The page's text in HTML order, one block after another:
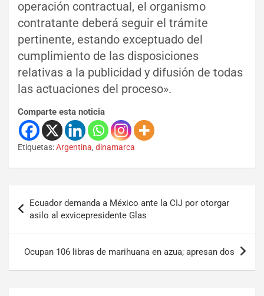
operación contractual, el organismo
contratante deberá seguir el trámite
pertinente, estando exceptuado del
cumplimiento de las disposiciones
relativas a la publicidad y difusión de todas
las actuaciones del proceso».
Comparte esta noticia
Etiquetas:Argentina, dinamarca
Ecuador demanda a México ante la CIJ por otorgar
asilo al exvicepresidente Glas
Ocupan 106 libras de marihuana en azua; apresan dos